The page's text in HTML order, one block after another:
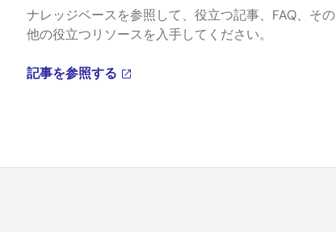
ナレッジベースを参照して、役立つ記事、FAQ、その
他の役立つリソースを入手してください。
記事を参照する